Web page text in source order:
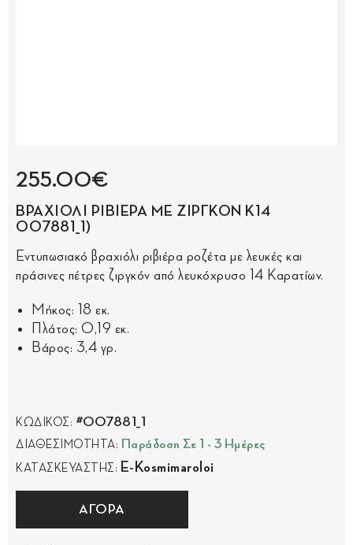
255.00€
ΒΡΑΧΙΟΛΙ ΡΙΒΙΕΡΑ ΜΕ ΖΙΡΓΚΟΝ Κ14
007881_1)
Εντυπωσιακό βραχιόλι ριβιέρα ροζέτα με λευκές και
πράσινες πέτρες ζιργκόν από λευκόχρυσο 14 Καρατίων.
Μήκος: 18 εκ.
Πλάτος: 0,19 εκ.
Βάρος: 3,4 γρ.
ΚΩΔΙΚΟΣ: #007881_1
ΔΙΑΘΕΣΙΜΟΤΗΤΑ: Παράδοση Σε 1 - 3 Ημέρες
ΚΑΤΑΣΚΕΥΑΣΤΗΣ: E-Kosmimaroloi
ΑΓΟΡΑ